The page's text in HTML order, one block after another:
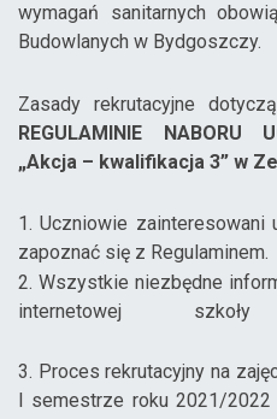
wymagań sanitarnych
Budowlanych w Bydgoszczy.
Zasady rekrutacyjne
REGULAMINIE NABORU
„Akcja – kwalifikacja 3” w
1. Uczniowie zainteresowani
zapoznać się z Regulaminem.
2. Wszystkie niezbędne
internetowej
3. Proces rekrutacyjny na
I semestrze roku 2021/